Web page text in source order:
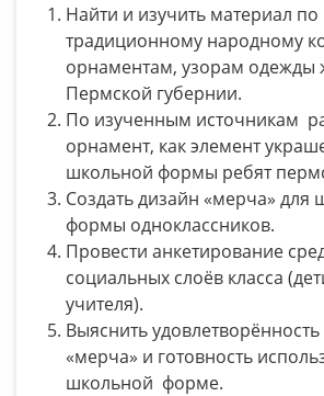
Найти и изучить материал по
традиционному народному
орнаментам, узорам одежды
Пермской губернии.
По изученным источникам
орнамент, как элемент
школьной формы ребят
Создать дизайн «мерча» для
формы одноклассников.
Провести анкетирование
социальных слоёв класса
учителя).
Выяснить
«мерча» и готовность
школьной форме.